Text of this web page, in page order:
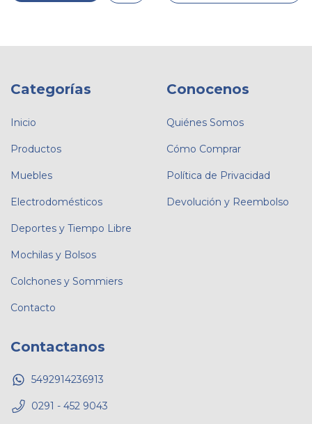
Categorías
Inicio
Productos
Muebles
Electrodomésticos
Deportes y Tiempo Libre
Mochilas y Bolsos
Colchones y Sommiers
Contacto
Conocenos
Quiénes Somos
Cómo Comprar
Política de Privacidad
Devolución y Reembolso
Contactanos
5492914236913
0291 - 452 9043